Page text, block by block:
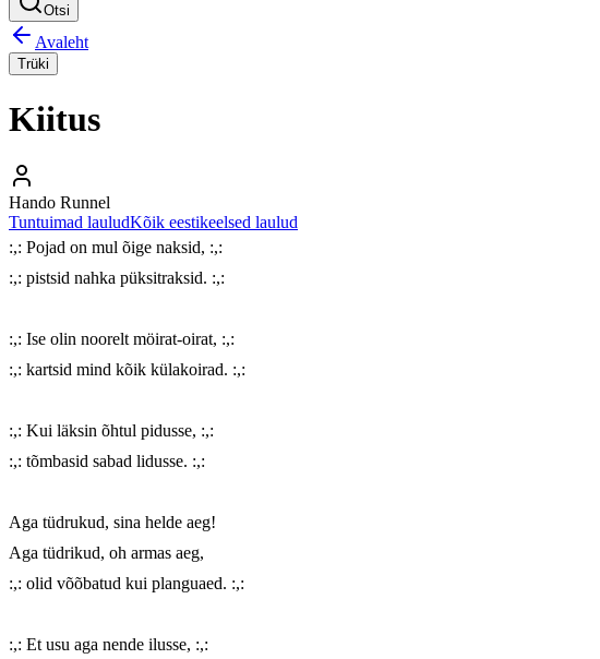
Otsi
Avaleht
Trüki
Kiitus
Hando Runnel
Tuntuimad lauludKõik eestikeelsed laulud
:,: Pojad on mul õige naksid, :,:
:,: pistsid nahka püksitraksid. :,:
:,: Ise olin noorelt möirat-oirat, :,:
:,: kartsid mind kõik külakoirad. :,:
:,: Kui läksin õhtul pidusse, :,:
:,: tõmbasid sabad lidusse. :,:
Aga tüdrukud, sina helde aeg!
Aga tüdrikud, oh armas aeg,
:,: olid võõbatud kui planguaed. :,:
:,: Et usu aga nende ilusse, :,: